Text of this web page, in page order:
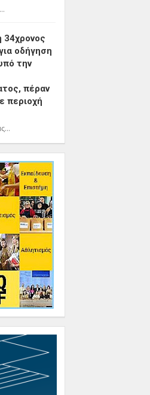
34χρονος
οδήγηση
την
πέραν
περιοχή